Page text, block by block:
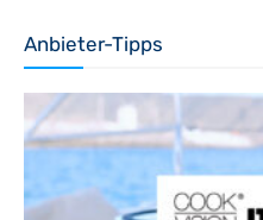
Anbieter-Tipps